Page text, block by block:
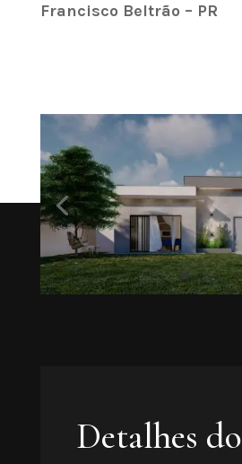
Francisco Beltrão – PR
Detalhes do